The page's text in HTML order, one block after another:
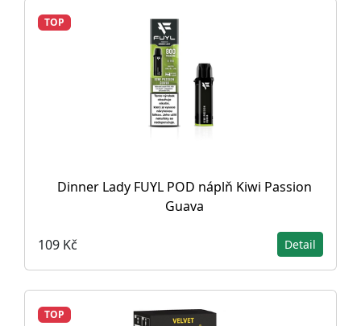
TOP
Dinner Lady FUYL POD náplň Kiwi Passion
Guava
109 Kč Detail
TOP